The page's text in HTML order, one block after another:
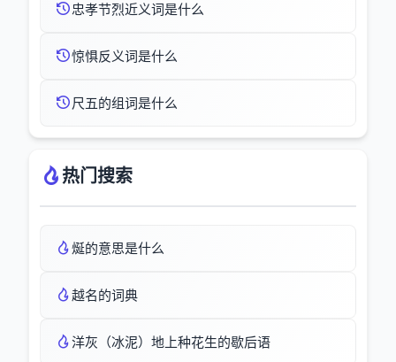
忠孝节烈近义词是什么
惊惧反义词是什么
尺五的组词是什么
热门搜索
烻的意思是什么
越名的词典
洋灰（冰泥）地上种花生的歇后语